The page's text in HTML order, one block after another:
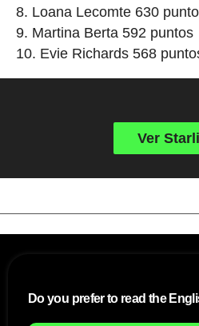
Loana Lecomte 630
Martina Berta 592 puntos
Evie Richards 568
Ver
Do you prefer to read the